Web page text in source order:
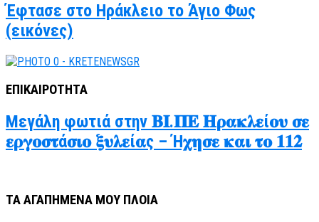
Έφτασε στο Ηράκλειο το Άγιο Φως
(εικόνες)
ΕΠΙΚΑΙΡΟΤΗΤΑ
Μεγάλη φωτιά στην 𝚩𝚰.𝚷𝚬 𝚮𝛒𝛂𝛋𝛌𝛆ί𝛐𝛖 𝛔𝛆
𝛆𝛒𝛄𝛐𝛔𝛕ά𝛔𝛊𝛐 𝛏𝛖𝛌𝛆ί𝛂ς – Ή𝛘𝛈𝛔𝛆 𝛋𝛂𝛊 𝛕𝛐 𝟏𝟏𝟐
ΤΑ ΑΓΑΠΗΜΕΝΑ ΜΟΥ ΠΛΟΙΑ